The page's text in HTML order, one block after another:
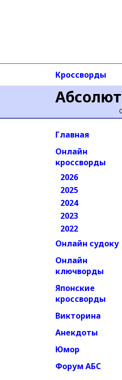
Кроссворды
Главная
Онлайн
кроссворды
2026
2025
2024
2023
2022
Онлайн судоку
Онлайн
ключворды
Японские
кроссворды
Викторина
Анекдоты
Юмор
Форум АБС